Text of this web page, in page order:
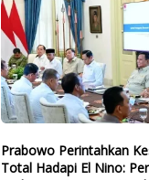
Prabowo Perintahkan
Total Hadapi El Nino: